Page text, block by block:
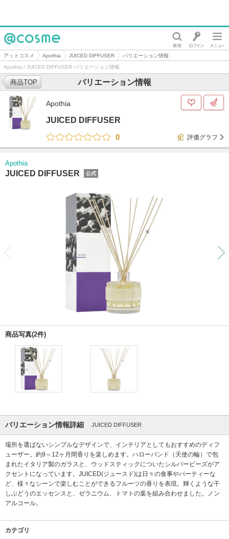
@cosme
アットコスメ Apothia JUICED DIFFUSER
バリエーション情報
Apothia / JUICED DIFFUSER バリエーション情報
バリエーション情報
商品TOP
Apothia
JUICED DIFFUSER
0
評価グラフ
Apothia
JUICED DIFFUSER 公式
商品写真(2件)
バリエーション情報詳細 JUICED DIFFUSER
場所を選ばないシンプルなデザインで、インテリアとしてもおすすめのディフ
ューザー。約9～12ヶ月間香りを楽しめます。ハローバンド（天使の輪）で包
まれたイタリア製のガラスと、ウッドスティックについたシルバービーズがア
クセントになっています。JUICED(ジュースド)は日々の食事やパーティーな
ど、様々なシーンで楽しむことができるフルーツの香りを表現。輝くような干
しぶどうのエッセンスと、ゼラニウム、トマトの葉を組み合わせました。ノン
アルコール。
カテゴリ